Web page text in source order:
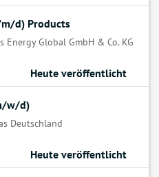
d) Products
Energy Global GmbH & Co. KG
Heute veröffentlicht
w/d)
Deutschland
Heute veröffentlicht